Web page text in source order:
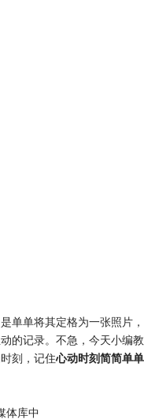
单单将其定格为一张照片，
的记录。不急，今天小编教
刻，记住心动时刻简简单单
体库中